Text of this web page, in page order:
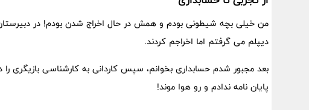
دیپلم می گرفتم اما اخراجم کردند.
بعد مجبور شدم حسابداری بخوانم، سپس کاردانی به کارشناسی بازیگری را
پایان نامه ندادم و رو هوا موند!